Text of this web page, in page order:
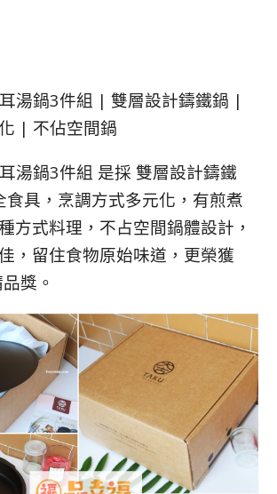
湯鍋3件組 | 雙層設計鑄鐵鍋 |
| 不佔空間鍋
湯鍋3件組 是採 雙層設計鑄鐵
食具，烹調方式多元化，有煎煮
方式料理，不占空間鍋體設計，
，留住食物原始味道，更榮獲
獎。